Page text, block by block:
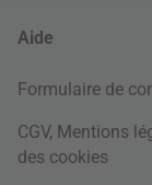
Aide
Formulaire de
CGV, Mentions
des cookies